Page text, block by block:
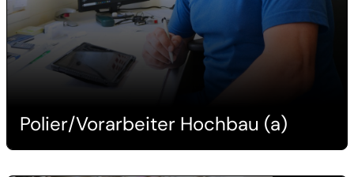
Polier/Vorarbeiter Hochbau (a)